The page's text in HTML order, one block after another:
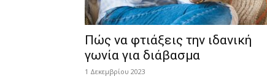
Πώς να φτιάξεις την ιδανική
γωνία για διάβασμα
1 Δεκεμβρίου 2023